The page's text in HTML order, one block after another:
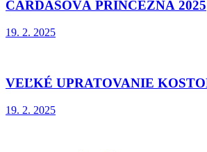
ČARDÁŠOVÁ PRINCEZNÁ 2025
19. 2. 2025
VEĽKÉ UPRATOVANIE
19. 2. 2025